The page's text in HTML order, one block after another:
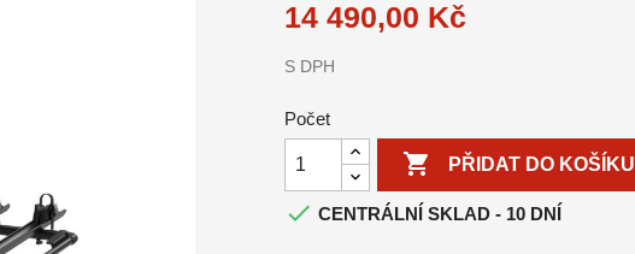
14 490,00 Kč
S DPH
Počet
 PŘIDAT DO KOŠÍKU
 CENTRÁLNÍ SKLAD - 10 DNÍ